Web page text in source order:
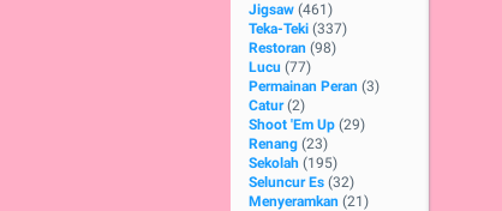
Jigsaw (461)
Teka-Teki (337)
Restoran (98)
Lucu (77)
Permainan Peran (3)
Catur (2)
Shoot 'Em Up (29)
Renang (23)
Sekolah (195)
Seluncur Es (32)
Menyeramkan (21)